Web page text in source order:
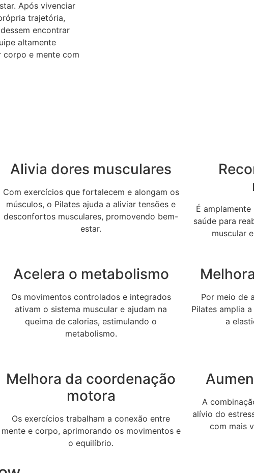
Após vivenciar
trajetória,
encontrar
altamente
e mente com
Alivia dores musculares
Com exercícios que fortalecem e alongam os
músculos, o Pilates ajuda a aliviar tensões e
desconfortos musculares, promovendo bem-
estar.
É
saúde para
muscular
Acelera o metabolismo
Os movimentos controlados e integrados
ativam o sistema muscular e ajudam na
queima de calorias, estimulando o
metabolismo.
Por meio de
Pilates amplia
a
Melhora da coordenação
motora
Os exercícios trabalham a conexão entre
mente e corpo, aprimorando os movimentos e
o equilíbrio.
A
alívio do
com mais